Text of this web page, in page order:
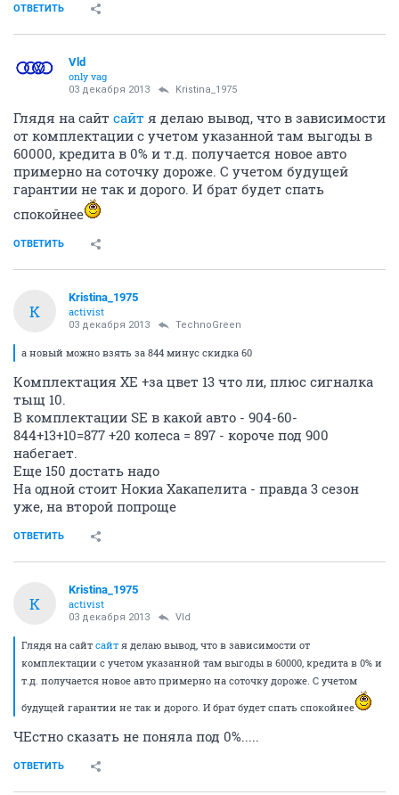
ОТВЕТИТЬ
Vld
only vag
03 декабря 2013 Kristina_1975
Глядя на сайт сайт я делаю вывод, что в зависимости
от комплектации с учетом указанной там выгоды в
60000, кредита в 0% и т.д. получается новое авто
примерно на соточку дороже. С учетом будущей
гарантии не так и дорого. И брат будет спать
спокойнее
ОТВЕТИТЬ
K
Kristina_1975
activist
03 декабря 2013 TechnoGreen
а новый можно взять за 844 минус скидка 60
Комплектация XE +за цвет 13 что ли, плюс сигналка
тыщ 10.
В комплектации SE в какой авто - 904-60-
844+13+10=877 +20 колеса = 897 - короче под 900
набегает.
Еще 150 достать надо
На одной стоит Нокиа Хакапелита - правда 3 сезон
уже, на второй попроще
ОТВЕТИТЬ
K
Kristina_1975
activist
03 декабря 2013 Vld
Глядя на сайт сайт я делаю вывод, что в зависимости от
комплектации с учетом указанной там выгоды в 60000, кредита в 0% и
т.д. получается новое авто примерно на соточку дороже. С учетом
будущей гарантии не так и дорого. И брат будет спать спокойнее
ЧЕстно сказать не поняла под 0%.....
ОТВЕТИТЬ